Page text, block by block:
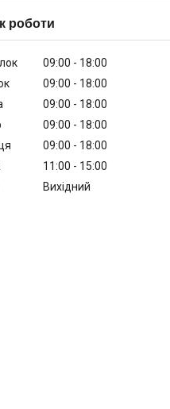
роботи
09:00
18:00
09:00
18:00
09:00
18:00
09:00
18:00
09:00
18:00
11:00
15:00
Вихідний